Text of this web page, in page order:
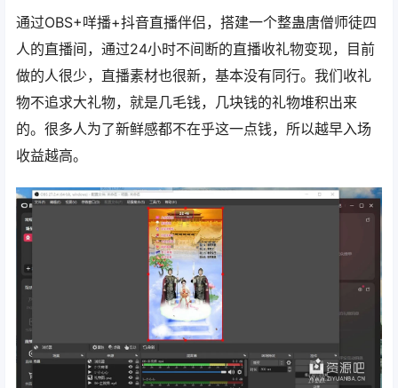
通过OBS+咩播+抖音直播伴侣，搭建一个整蛊唐僧师徒四
人的直播间，通过24小时不间断的直播收礼物变现，目前
做的人很少，直播素材也很新，基本没有同行。我们收礼
物不追求大礼物，就是几毛钱，几块钱的礼物堆积出来
的。很多人为了新鲜感都不在乎这一点钱，所以越早入场
收益越高。